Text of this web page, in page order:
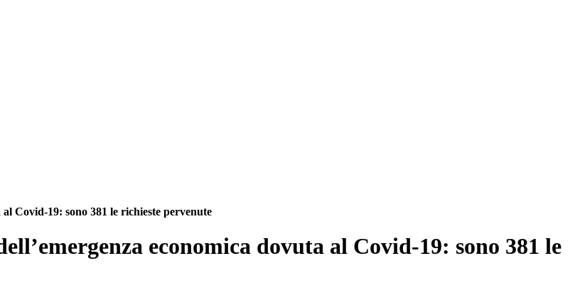
Covid-19: sono 381 le richieste pervenute
economica dovuta al Covid-19: sono 381 le